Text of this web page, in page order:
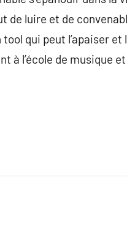
de luire et de
qui peut l’apaiser
à l’école de musique